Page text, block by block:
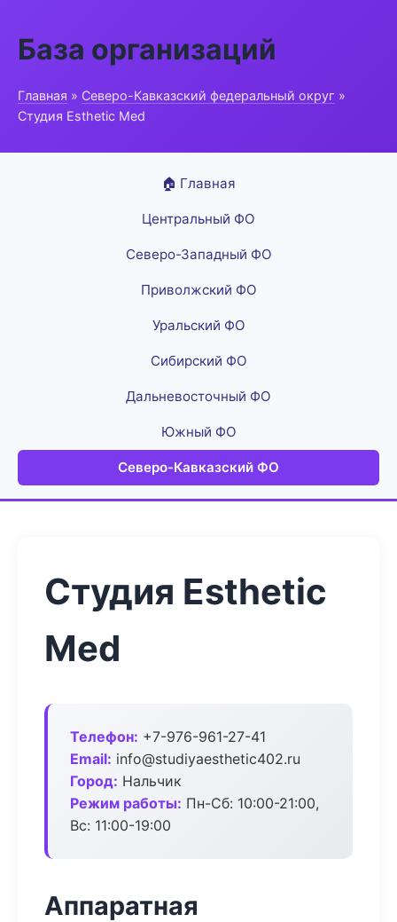
База организаций
Главная » Северо-Кавказский федеральный округ »
Студия Esthetic Med
🏠 Главная
Центральный ФО
Северо-Западный ФО
Приволжский ФО
Уральский ФО
Сибирский ФО
Дальневосточный ФО
Южный ФО
Северо-Кавказский ФО
Студия Esthetic
Med
Телефон: +7-976-961-27-41
Email: info@studiyaesthetic402.ru
Город: Нальчик
Режим работы: Пн-Сб: 10:00-21:00,
Вс: 11:00-19:00
Аппаратная